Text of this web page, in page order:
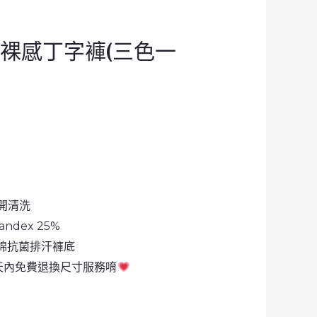
感丁字褲(三色一
清洗
25%
抗菌排汗褲底
內免費退換尺寸服務唷